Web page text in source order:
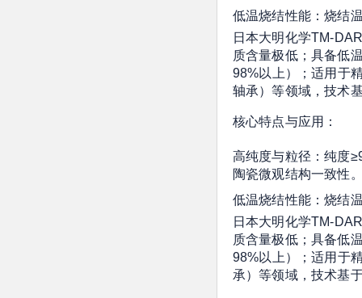
低温烧结性能：烧结
日本大明化学TM-
质含量极低；具备低
98%以上）；适用于
轴承）等领域，技术
核心特点与应用：
高纯度与粒径：纯度
陶瓷微观结构一致性
低温烧结性能：烧结
日本大明化学TM-
质含量极低；具备低
98%以上）；适用于
承）等领域，技术基